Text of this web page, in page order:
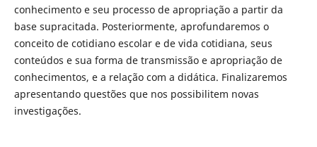
conhecimento e seu processo de apropriação a partir da
base supracitada. Posteriormente, aprofundaremos o
conceito de cotidiano escolar e de vida cotidiana, seus
conteúdos e sua forma de transmissão e apropriação de
conhecimentos, e a relação com a didática. Finalizaremos
apresentando questões que nos possibilitem novas
investigações.